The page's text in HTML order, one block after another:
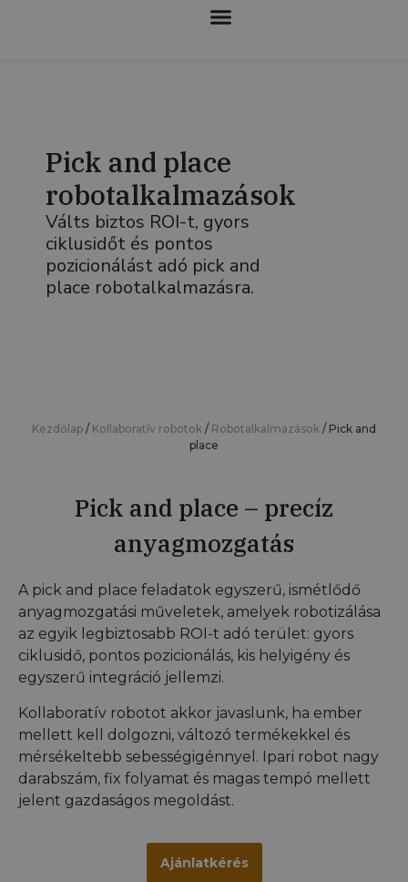
Pick and place
robotalkalmazások
Válts biztos ROI-t, gyors
ciklusidőt és pontos
pozicionálást adó pick and
place robotalkalmazásra.
Kezdőlap / Kollaboratív robotok / Robotalkalmazások / Pick and
place
Pick and place – precíz
anyagmozgatás
A pick and place feladatok egyszerű, ismétlődő
anyagmozgatási műveletek, amelyek robotizálása
az egyik legbiztosabb ROI-t adó terület: gyors
ciklusidő, pontos pozicionálás, kis helyigény és
egyszerű integráció jellemzi.
Kollaboratív robotot akkor javaslunk, ha ember
mellett kell dolgozni, változó termékekkel és
mérsékeltebb sebességigénnyel. Ipari robot nagy
darabszám, fix folyamat és magas tempó mellett
jelent gazdaságos megoldást.
Ajánlatkérés